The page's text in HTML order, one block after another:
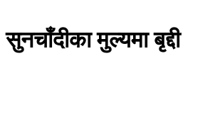
सुनचाँदीका मुल्यमा बृद्दी